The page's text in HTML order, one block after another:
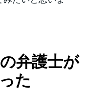
弁護士が
た